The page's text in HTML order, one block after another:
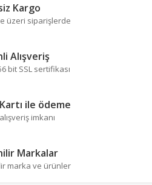
Kargo
üzeri siparişlerde
Alışveriş
bit SSL sertifikası
ile ödeme
imkanı
Markalar
marka ve ürünler